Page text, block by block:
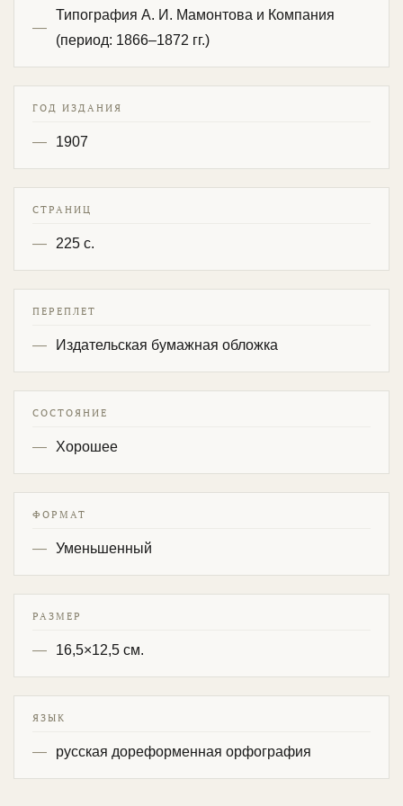
Типография А. И. Мамонтова и Компания
(период: 1866–1872 гг.)
ГОД ИЗДАНИЯ
1907
СТРАНИЦ
225 с.
ПЕРЕПЛЕТ
Издательская бумажная обложка
СОСТОЯНИЕ
Хорошее
ФОРМАТ
Уменьшенный
РАЗМЕР
16,5×12,5 см.
ЯЗЫК
русская дореформенная орфография